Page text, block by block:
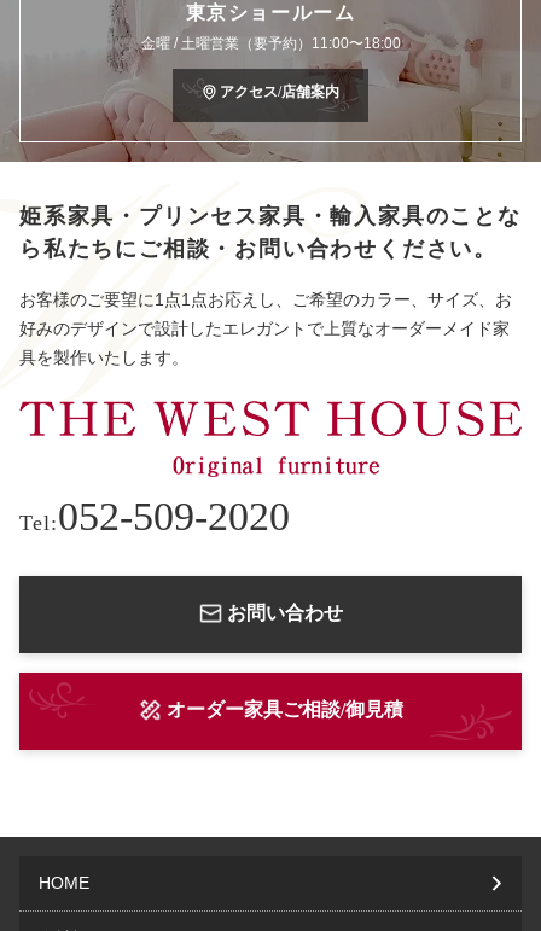
東京ショールーム
金曜 / 土曜営業（要予約）11:00〜18:00
アクセス/店舗案内
姫系家具・プリンセス家具・輸入家具のことな
ら 私たちにご相談・お問い合わせください。
お客様のご要望に1点1点お応えし、ご希望のカラー、サイズ、お
好みのデザインで設計したエレガントで上質なオーダーメイド家
具を製作いたします。
Tel:052-509-2020
お問い合わせ
オーダー家具ご相談/御見積
HOME